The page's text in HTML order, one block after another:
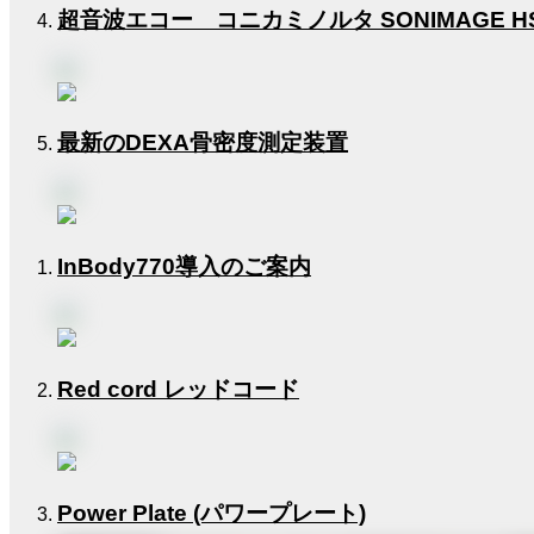
超音波エコー コニカミノルタ SONIMAGE
最新のDEXA骨密度測定装置
InBody770導入のご案内
Red cord レッドコード
Power Plate (パワープレート)